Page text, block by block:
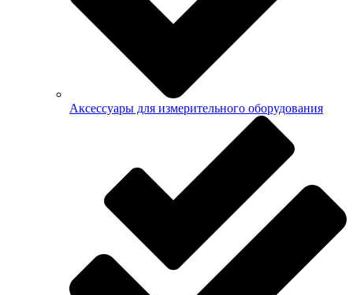
Аксессуары для измерительного оборудования